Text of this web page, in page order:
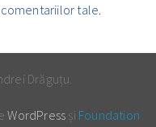
tale.
Drăguțu.
WordPress și Foundation